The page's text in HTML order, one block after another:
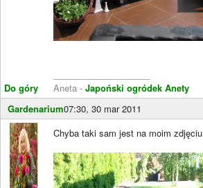
Do góry
Aneta - Japoński ogródek Anety
Gardenarium07:30, 30 mar 2011
Chyba taki sam jest na moim zdjęciu